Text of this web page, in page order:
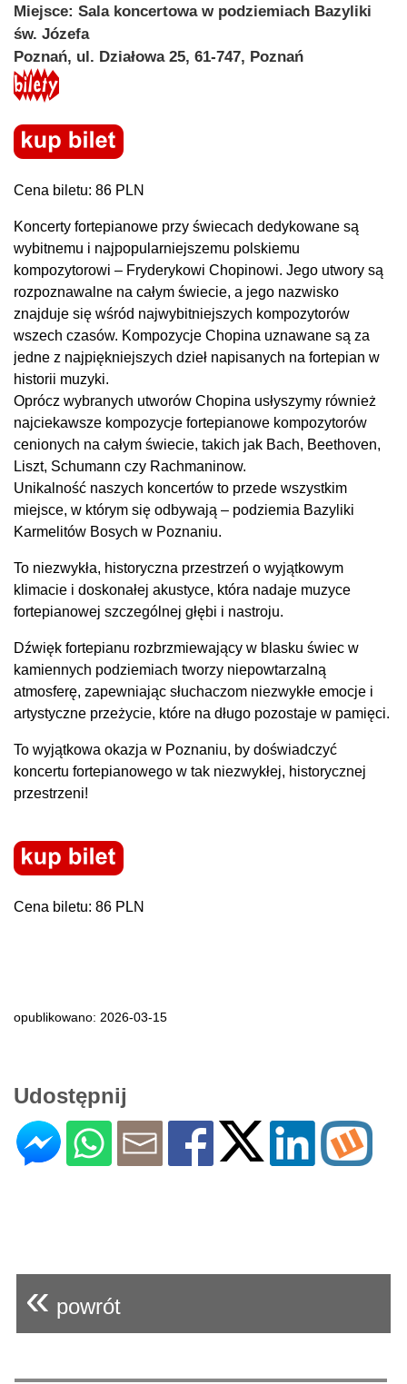
Miejsce: Sala koncertowa w podziemiach Bazyliki
św. Józefa
Poznań, ul. Działowa 25, 61-747, Poznań
Cena biletu: 86 PLN
Koncerty fortepianowe przy świecach dedykowane są
wybitnemu i najpopularniejszemu polskiemu
kompozytorowi – Fryderykowi Chopinowi. Jego utwory są
rozpoznawalne na całym świecie, a jego nazwisko
znajduje się wśród najwybitniejszych kompozytorów
wszech czasów. Kompozycje Chopina uznawane są za
jedne z najpiękniejszych dzieł napisanych na fortepian w
historii muzyki.
Oprócz wybranych utworów Chopina usłyszymy również
najciekawsze kompozycje fortepianowe kompozytorów
cenionych na całym świecie, takich jak Bach, Beethoven,
Liszt, Schumann czy Rachmaninow.
Unikalność naszych koncertów to przede wszystkim
miejsce, w którym się odbywają – podziemia Bazyliki
Karmelitów Bosych w Poznaniu.
To niezwykła, historyczna przestrzeń o wyjątkowym
klimacie i doskonałej akustyce, która nadaje muzyce
fortepianowej szczególnej głębi i nastroju.
Dźwięk fortepianu rozbrzmiewający w blasku świec w
kamiennych podziemiach tworzy niepowtarzalną
atmosferę, zapewniając słuchaczom niezwykłe emocje i
artystyczne przeżycie, które na długo pozostaje w pamięci.
To wyjątkowa okazja w Poznaniu, by doświadczyć
koncertu fortepianowego w tak niezwykłej, historycznej
przestrzeni!
Cena biletu: 86 PLN
opublikowano: 2026-03-15
Udostępnij
« powrót